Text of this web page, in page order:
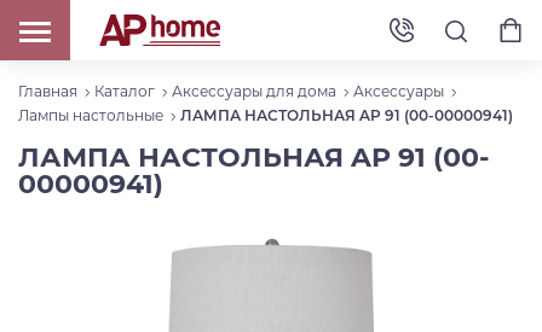
Главная Каталог Аксессуары для дома
Аксессуары
Лампы настольные
ЛАМПА НАСТОЛЬНАЯ AP 91 (00-00000941)
ЛАМПА НАСТОЛЬНАЯ AP 91 (00-
00000941)